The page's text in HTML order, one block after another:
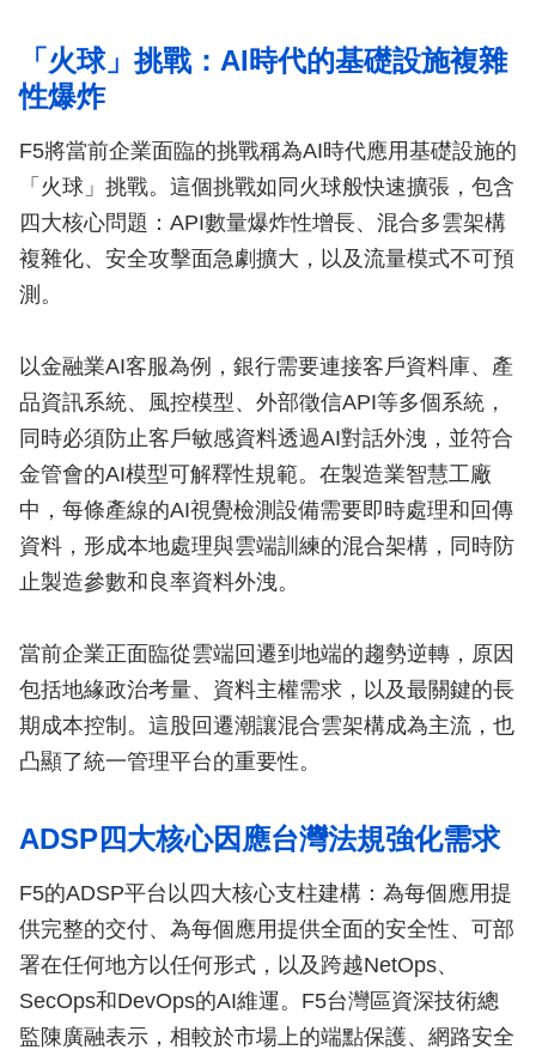
「火球」挑戰：AI時代的基礎設施複雜
性爆炸
F5將當前企業面臨的挑戰稱為AI時代應用基礎設施的
「火球」挑戰。這個挑戰如同火球般快速擴張，包含
四大核心問題：API數量爆炸性增長、混合多雲架構
複雜化、安全攻擊面急劇擴大，以及流量模式不可預
測。
以金融業AI客服為例，銀行需要連接客戶資料庫、產
品資訊系統、風控模型、外部徵信API等多個系統，
同時必須防止客戶敏感資料透過AI對話外洩，並符合
金管會的AI模型可解釋性規範。在製造業智慧工廠
中，每條產線的AI視覺檢測設備需要即時處理和回傳
資料，形成本地處理與雲端訓練的混合架構，同時防
止製造參數和良率資料外洩。
當前企業正面臨從雲端回遷到地端的趨勢逆轉，原因
包括地緣政治考量、資料主權需求，以及最關鍵的長
期成本控制。這股回遷潮讓混合雲架構成為主流，也
凸顯了統一管理平台的重要性。
ADSP四大核心因應台灣法規強化需求
F5的ADSP平台以四大核心支柱建構：為每個應用提
供完整的交付、為每個應用提供全面的安全性、可部
署在任何地方以任何形式，以及跨越NetOps、
SecOps和DevOps的AI維運。F5台灣區資深技術總
監陳廣融表示，相較於市場上的端點保護、網路安全